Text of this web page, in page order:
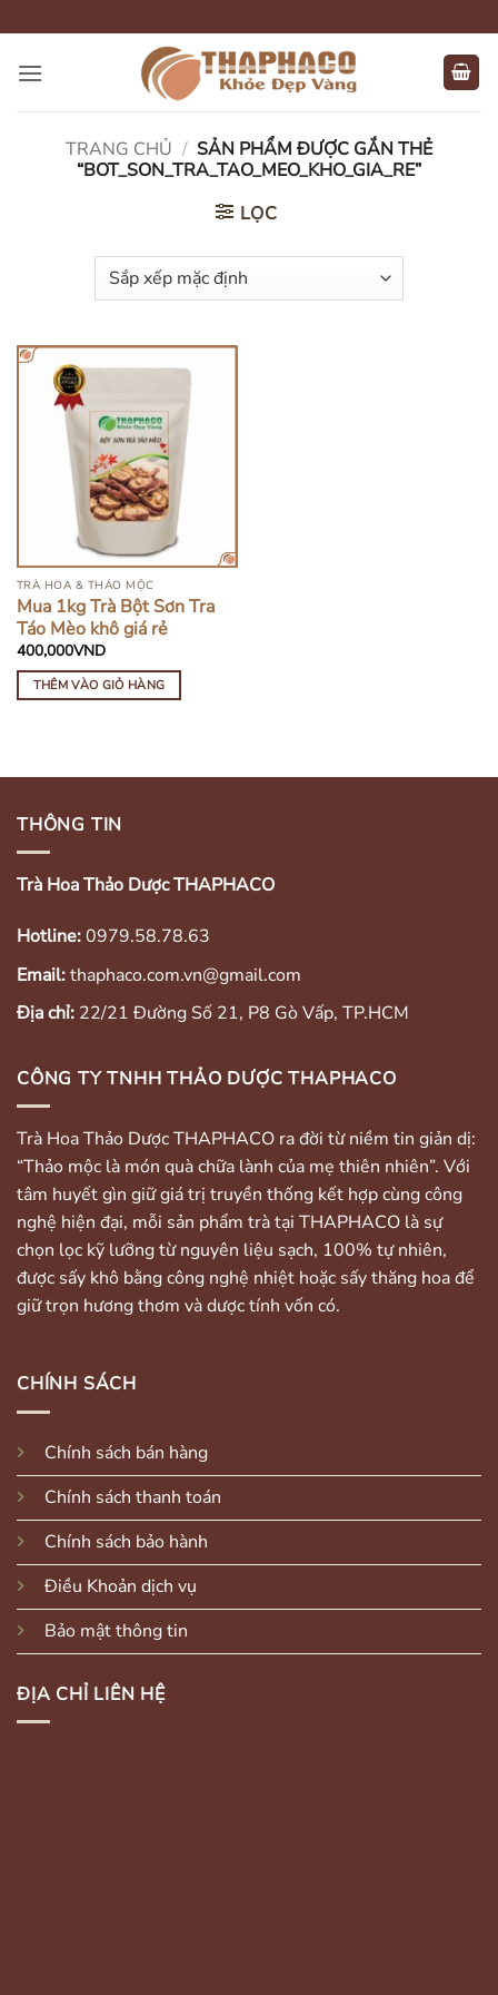
qua
nội
TRANG CHỦ / SẢN PHẨM ĐƯỢC GẮN THẺ
“BOT_SON_TRA_TAO_MEO_KHO_GIA_RE”
LỌC
TRÀ HOA & THẢO MỘC
Mua 1kg Trà Bột Sơn Tra
Táo Mèo khô giá rẻ
400,000VND
THÊM VÀO GIỎ HÀNG
THÔNG TIN
Trà Hoa Thảo Dược THAPHACO
Hotline:0979.58.78.63
Email:thaphaco.com.vn@gmail.com
Địa chỉ: 22/21 Đường Số 21, P8 Gò Vấp, TP.HCM
CÔNG TY TNHH THẢO DƯỢC THAPHACO
Trà Hoa Thảo Dược THAPHACO ra đời từ niềm tin giản dị:
“Thảo mộc là món quà chữa lành của mẹ thiên nhiên”. Với
tâm huyết gìn giữ giá trị truyền thống kết hợp cùng công
nghệ hiện đại, mỗi sản phẩm trà tại THAPHACO là sự
chọn lọc kỹ lưỡng từ nguyên liệu sạch, 100% tự nhiên,
được sấy khô bằng công nghệ nhiệt hoặc sấy thăng hoa để
giữ trọn hương thơm và dược tính vốn có.
CHÍNH SÁCH
Chính sách bán hàng
Chính sách thanh toán
Chính sách bảo hành
Điều Khoản dịch vụ
Bảo mật thông tin
ĐỊA CHỈ LIÊN HỆ